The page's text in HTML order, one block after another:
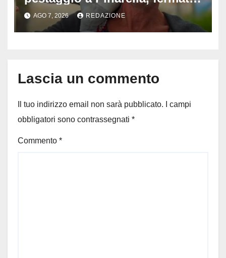
quattro giovani: la svolta
dopo video, intercettazioni e
pedinamenti
AGO 7, 2026 REDAZIONE
Lascia un commento
Il tuo indirizzo email non sarà pubblicato.
I campi
obbligatori sono contrassegnati *
Commento *